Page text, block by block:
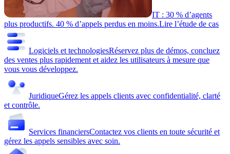
IT : 30 % d’agents
plus productifs. 40 % d’appels perdus en moins.Lire l’étude de cas
Logiciels et technologiesRéservez plus de démos, concluez
des ventes plus rapidement et aidez les utilisateurs à mesure que
vous vous développez.
JuridiqueGérez les appels clients avec confidentialité, clarté
et contrôle.
Services financiersContactez vos clients en toute sécurité et
gérez les appels sensibles avec soin.